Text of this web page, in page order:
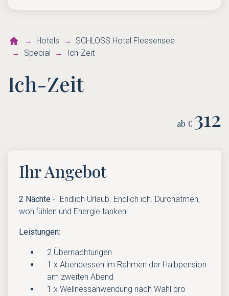
Hotels
SCHLOSS Hotel Fleesensee
Special
Ich-Zeit
Ich-Zeit
ab € 312
Ihr Angebot
2 Nächte - Endlich Urlaub. Endlich ich. Durchatmen,
wohlfühlen und Energie tanken!
Leistungen:
2 Übernachtungen
1 x Abendessen im Rahmen der Halbpension
am zweiten Abend
1 x Wellnessanwendung nach Wahl pro